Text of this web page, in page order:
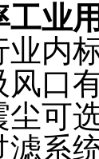
工业
业内
风口
尘可
滤系